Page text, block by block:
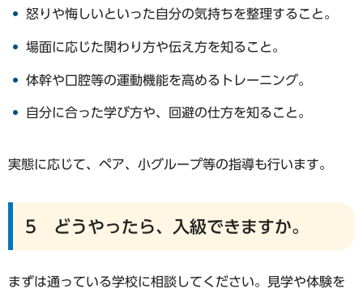
怒りや悔しいといった自分の気持ちを整理すること。
場面に応じた関わり方や伝え方を知ること。
体幹や口腔等の運動機能を高めるトレーニング。
自分に合った学び方や、回避の仕方を知ること。
実態に応じて、ペア、小グループ等の指導も行います。
5 どうやったら、入級できますか。
まずは通っている学校に相談してください。見学や体験を